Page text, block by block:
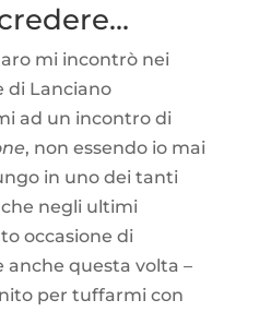
mi incontrò nei
di Lanciano
ad un incontro di
, non essendo io mai
in uno dei tanti
negli ultimi
occasione di
anche questa volta –
per tuffarmi con